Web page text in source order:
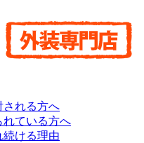
される方へ
れている方へ
ける理由